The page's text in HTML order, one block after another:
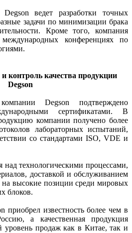
Degson ведет разработки точных
задачи по минимизации брака
Кроме того, компания
международных конференциях по
контроль качества продукции
Degson
Degson подтверждено
сертификатами. В
компании получено более
лабораторных испытаний,
со стандартами ISO, VDE и
над технологическими процессами,
доставкой и обслуживанием
высокие позиции среди мировых
блоков.
приобрел известность более чем в
а качественная продукция
продаж как в Китае, так и